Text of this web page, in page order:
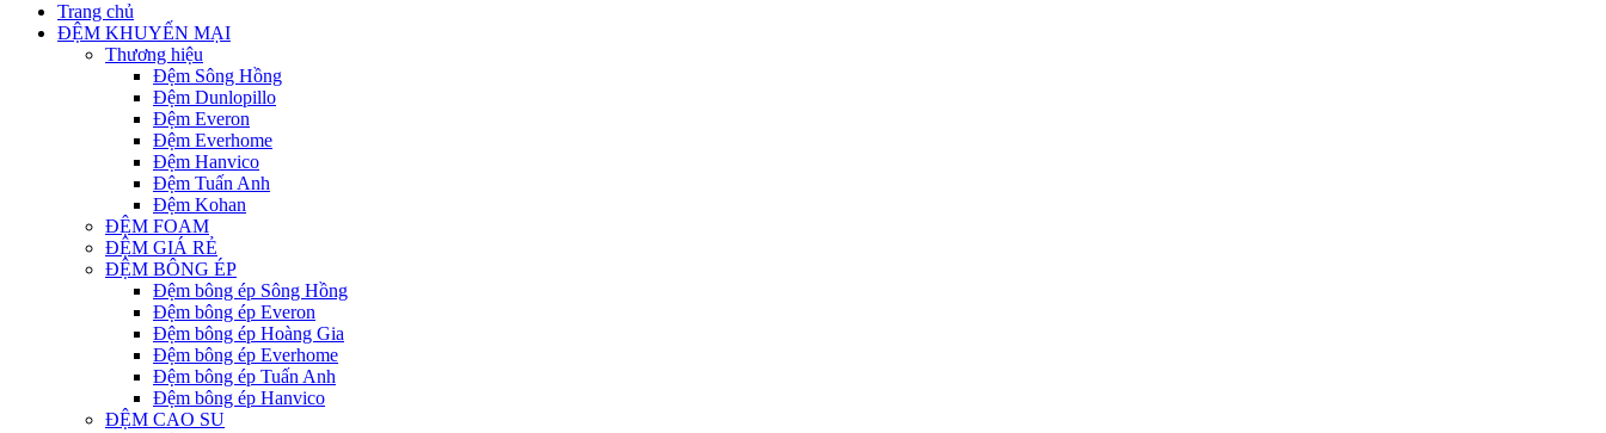
Trang chủ
ĐỆM KHUYẾN MẠI
Thương hiệu
Đệm Sông Hồng
Đệm Dunlopillo
Đệm Everon
Đệm Everhome
Đệm Hanvico
Đệm Tuấn Anh
Đệm Kohan
ĐỆM FOAM
ĐỆM GIÁ RẺ
ĐỆM BÔNG ÉP
Đệm bông ép Sông Hồng
Đệm bông ép Everon
Đệm bông ép Hoàng Gia
Đệm bông ép Everhome
Đệm bông ép Tuấn Anh
Đệm bông ép Hanvico
ĐỆM CAO SU